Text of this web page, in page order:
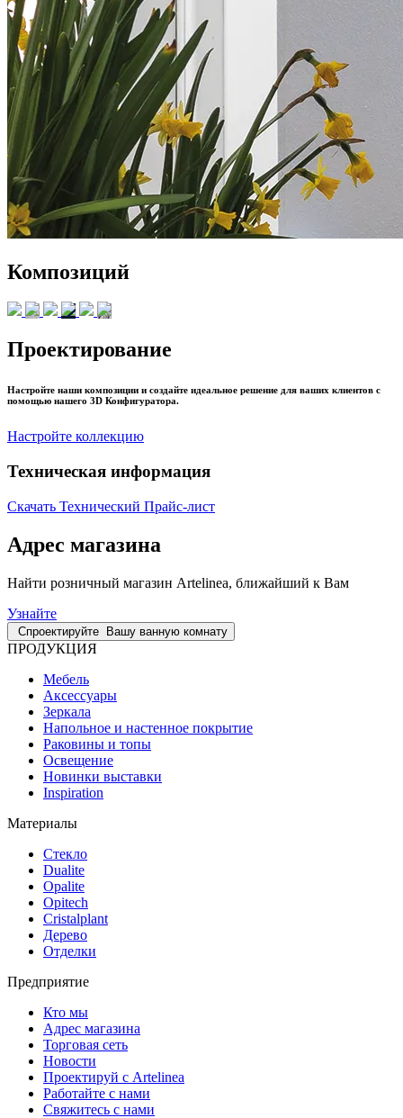
Композиций
Проектирование
Настройте наши композиции и создайте идеальное решение для ваших клиентов с
помощью нашего 3D Конфигуратора.
Настройте коллекцию
Техническая информация
Скачать Технический Прайс-лист
Адрес магазина
Найти розничный магазин Artelinea, ближайший к Вам
Узнайте
Спроектируйте Вашу ванную комнату
ПРОДУКЦИЯ
Мебель
Аксессуары
Зеркала
Напольное и настенное покрытие
Раковины и топы
Освещение
Hовинки выставки
Inspiration
Материалы
Стекло
Dualite
Opalite
Opitech
Cristalplant
Дерево
Отделки
Предприятие
Кто мы
Адрес магазина
Торговая сеть
Новости
Проектируй с Artelinea
Работайте с нами
Свяжитесь с нами